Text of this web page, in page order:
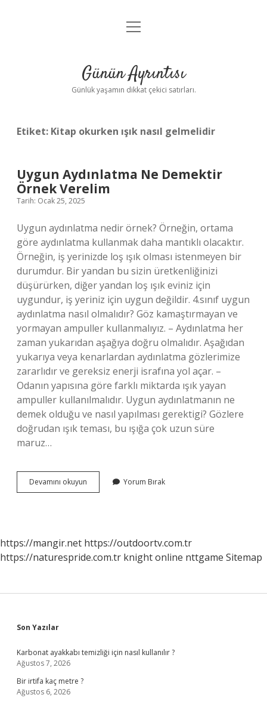
Anasayfa
Yasal Uyarı
menüyü
Günün Ayrıntısı
Günlük yaşamın dikkat çekici satırları.
Etiket: Kitap okurken ışık nasıl gelmelidir
Uygun Aydınlatma Ne Demektir
Örnek Verelim
Tarih: Ocak 25, 2025
Uygun aydınlatma nedir örnek? Örneğin, ortama
göre aydınlatma kullanmak daha mantıklı olacaktır.
Örneğin, iş yerinizde loş ışık olması istenmeyen bir
durumdur. Bir yandan bu sizin üretkenliğinizi
düşürürken, diğer yandan loş ışık eviniz için
uygundur, iş yeriniz için uygun değildir. 4.sınıf uygun
aydınlatma nasıl olmalıdır? Göz kamaştırmayan ve
yormayan ampuller kullanmalıyız. – Aydınlatma her
zaman yukarıdan aşağıya doğru olmalıdır. Aşağıdan
yukarıya veya kenarlardan aydınlatma gözlerimize
zararlıdır ve gereksiz enerji israfına yol açar. –
Odanın yapısına göre farklı miktarda ışık yayan
ampuller kullanılmalıdır. Uygun aydınlatmanın ne
demek olduğu ve nasıl yapılması gerektigi? Gözlere
doğrudan ışık teması, bu ışığa çok uzun süre
maruz…
Devamını okuyun
Aydınlatma
Yorum Bırak
https://mangir.net https://outdoortv.com.tr
https://naturespride.com.tr knight online nttgame Sitemap
Sidebar
Son Yazılar
Karbonat ayakkabı temizliği için nasıl kullanılır ?
Ağustos 7, 2026
Bir irtifa kaç metre ?
Ağustos 6, 2026